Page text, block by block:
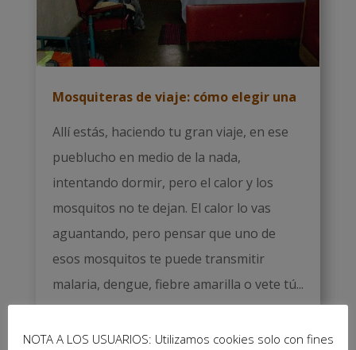
Mosquiteras de viaje: cómo elegir una
Allí estás, haciendo tu gran viaje, en ese
pueblucho en medio de la nada,
intentando dormir, pero el calor y los
mosquitos no te dejan. El calor lo vas
aguantando, pero pensar que uno de
esos mosquitos te puede transmitir
malaria, dengue, fiebre amarilla o vete tú...
NOTA A LOS USUARIOS: Utilizamos cookies solo con fines